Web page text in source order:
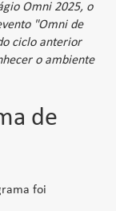
Omni 2025, o
"Omni de
ciclo anterior
o ambiente
de
foi